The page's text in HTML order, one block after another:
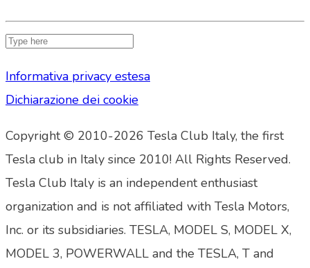
Informativa privacy estesa
Dichiarazione dei cookie
Copyright © 2010-2026 Tesla Club Italy, the first
Tesla club in Italy since 2010! All Rights Reserved.
Tesla Club Italy is an independent enthusiast
organization and is not affiliated with Tesla Motors,
Inc. or its subsidiaries. TESLA, MODEL S, MODEL X,
MODEL 3, POWERWALL and the TESLA, T and